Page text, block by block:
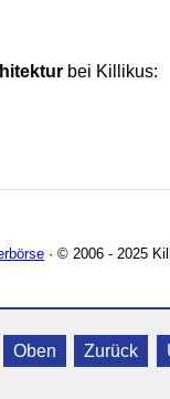
bei Killikus:
· © 2006 - 2025
Oben Zurück